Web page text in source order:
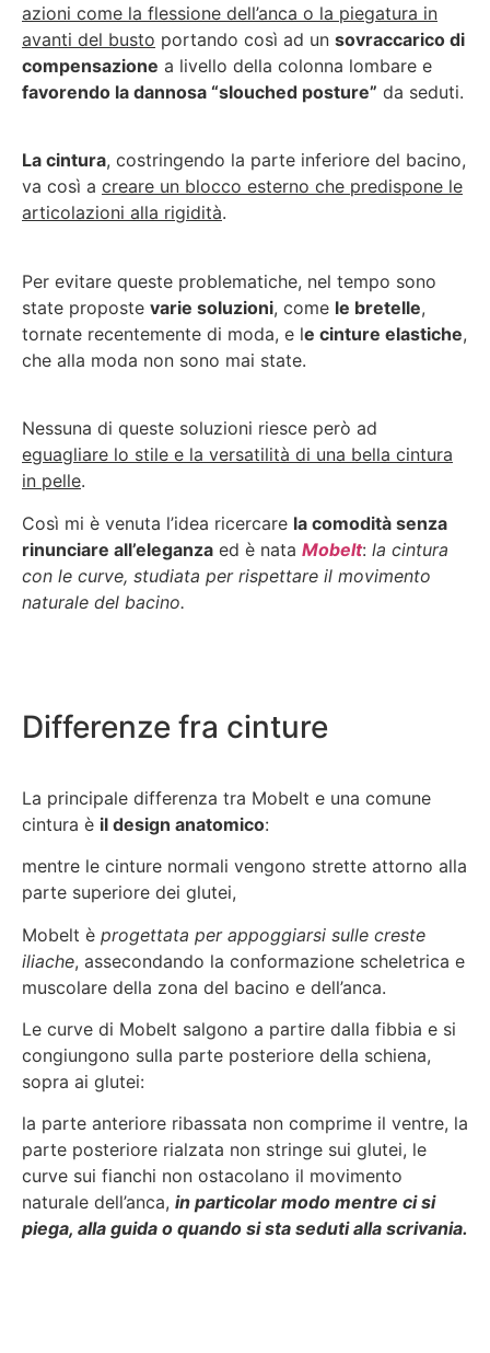
azioni come la flessione dell’anca o la piegatura in
avanti del busto portando così ad un sovraccarico di
compensazione a livello della colonna lombare e
favorendo la dannosa “slouched posture” da seduti.
La cintura, costringendo la parte inferiore del bacino,
va così a creare un blocco esterno che predispone le
articolazioni alla rigidità.
Per evitare queste problematiche, nel tempo sono
state proposte varie soluzioni, come le bretelle,
tornate recentemente di moda, e le cinture elastiche,
che alla moda non sono mai state.
Nessuna di queste soluzioni riesce però ad
eguagliare lo stile e la versatilità di una bella cintura
in pelle.
Così mi è venuta l’idea ricercare la comodità senza
rinunciare all’eleganza ed è nata Mobelt: la cintura
con le curve, studiata per rispettare il movimento
naturale del bacino.
Differenze fra cinture
La principale differenza tra Mobelt e una comune
cintura è il design anatomico:
mentre le cinture normali vengono strette attorno alla
parte superiore dei glutei,
Mobelt è progettata per appoggiarsi sulle creste
iliache, assecondando la conformazione scheletrica e
muscolare della zona del bacino e dell’anca.
Le curve di Mobelt salgono a partire dalla fibbia e si
congiungono sulla parte posteriore della schiena,
sopra ai glutei:
la parte anteriore ribassata non comprime il ventre, la
parte posteriore rialzata non stringe sui glutei, le
curve sui fianchi non ostacolano il movimento
naturale dell’anca, in particolar modo mentre ci si
piega, alla guida o quando si sta seduti alla scrivania.